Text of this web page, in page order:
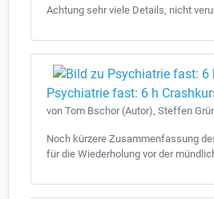
Achtung sehr viele Details, nicht
Psychiatrie fast: 6 h
von Tom Bschor (Autor), Steffen
Noch kürzere Zusammenfassung
für die Wiederholung vor der